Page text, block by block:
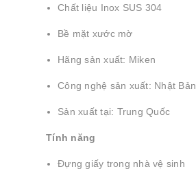
Chất liệu Inox SUS 304
Bề mặt xước mờ
Hãng sản xuất: Miken
Công nghệ sản xuất: Nhật Bản
Sản xuất tại: Trung Quốc
Tính năng
Đựng giấy trong nhà vệ sinh